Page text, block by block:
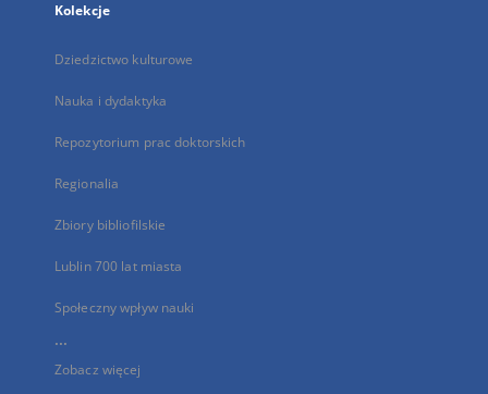
Kolekcje
Dziedzictwo kulturowe
Nauka i dydaktyka
Repozytorium prac doktorskich
Regionalia
Zbiory bibliofilskie
Lublin 700 lat miasta
Społeczny wpływ nauki
...
Zobacz więcej